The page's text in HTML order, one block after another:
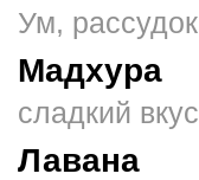
Ум, рассудок
Мадхура
сладкий вкус
Лавана